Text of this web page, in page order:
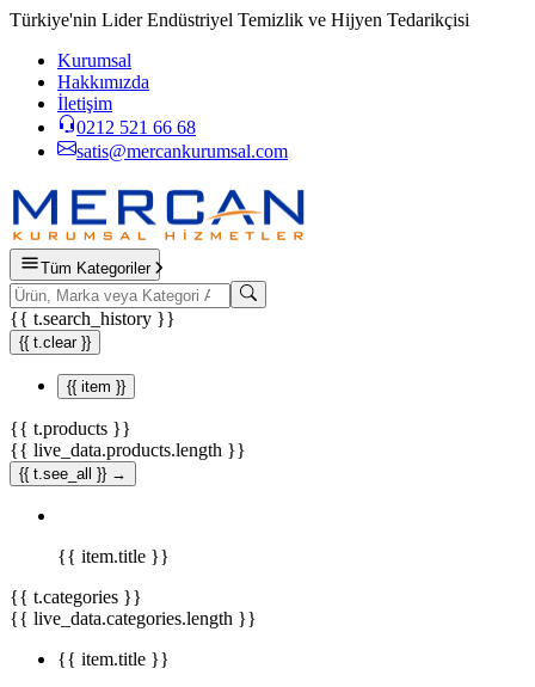
Türkiye'nin Lider Endüstriyel Temizlik ve Hijyen Tedarikçisi
Kurumsal
Hakkımızda
İletişim
0212 521 66 68
satis@mercankurumsal.com
Tüm Kategoriler
{{ t.search_history }}
{{ t.clear }}
{{ item }}
{{ t.products }}
{{ live_data.products.length }}
{{ t.see_all }} →
{{ item.title }}
{{ t.categories }}
{{ live_data.categories.length }}
{{ item.title }}